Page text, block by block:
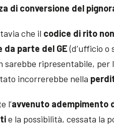
di conversione del
che il codice di rito
da parte del GE(d’ufficio o
sarebbe ripresentabile, per
incorrerebbe nella
l’avvenuto adempimento
e la possibilità, cessata la